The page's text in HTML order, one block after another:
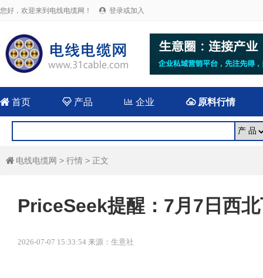
您好，欢迎来到电线电缆网！  登录或加入
 首页 产品  企业 原料行情
 电线电缆网 > 行情 > 正文
PriceSeek提醒：7月7日西
2026-07-07 15:33:54 来源：生意社